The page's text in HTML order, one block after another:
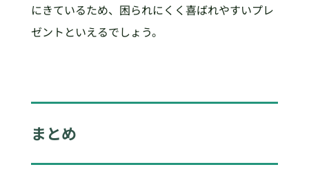
にきているため、困られにくく喜ばれやすいプレ
ゼントといえるでしょう。
まとめ